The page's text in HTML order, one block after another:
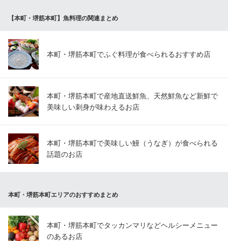
【本町・堺筋本町】魚料理の関連まとめ
本町・堺筋本町でふぐ料理が食べられるおすすめ店
本町・堺筋本町で産地直送鮮魚、天然鮮魚など新鮮で
美味しい刺身が味わえるお店
本町・堺筋本町で美味しい鰻（うなぎ）が食べられる
話題のお店
本町・堺筋本町エリアのおすすめまとめ
本町・堺筋本町でタッカンマリなどヘルシーメニュー
のあるお店